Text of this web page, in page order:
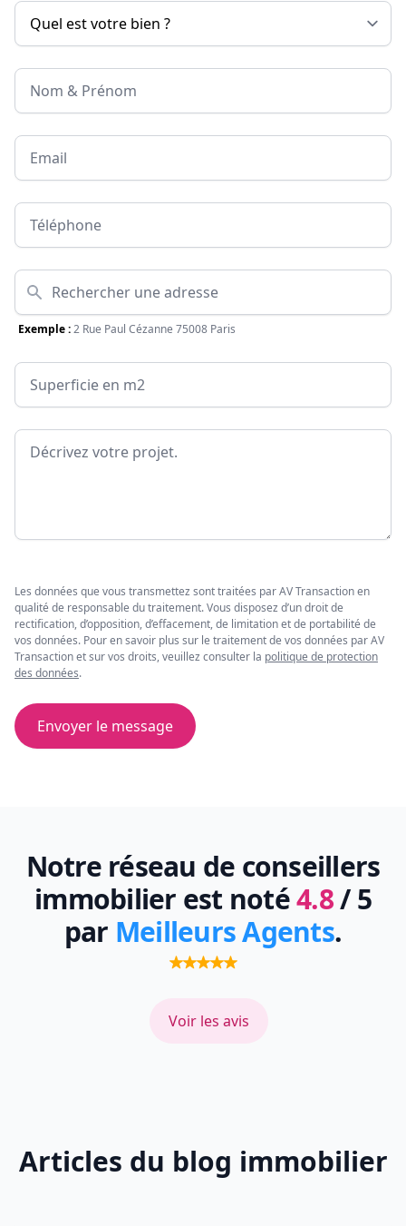
Nom & Prénom
Email
Téléphone
Adresse
Exemple :2 Rue Paul Cézanne 75008 Paris
Surface
Message
Les données que vous transmettez sont traitées par AV Transaction en
qualité de responsable du traitement. Vous disposez d’un droit de
rectification, d’opposition, d’effacement, de limitation et de portabilité de
vos données. Pour en savoir plus sur le traitement de vos données par AV
Transaction et sur vos droits, veuillez consulter la politique de protection
des données.
Envoyer le message
Notre réseau de conseillers
immobilier est noté4.8/ 5
par Meilleurs Agents.
Voir les avis
Articles du blog immobilier